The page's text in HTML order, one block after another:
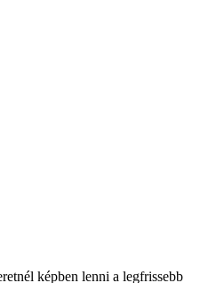
képben lenni a legfrissebb